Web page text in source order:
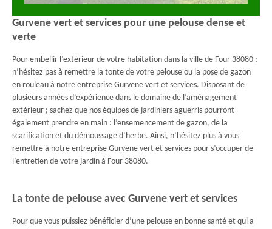
Gurvene vert et services pour une pelouse dense et
verte
Pour embellir l’extérieur de votre habitation dans la ville de Four 38080 ;
n’hésitez pas à remettre la tonte de votre pelouse ou la pose de gazon
en rouleau à notre entreprise Gurvene vert et services. Disposant de
plusieurs années d’expérience dans le domaine de l’aménagement
extérieur ; sachez que nos équipes de jardiniers aguerris pourront
également prendre en main : l’ensemencement de gazon, de la
scarification et du démoussage d’herbe. Ainsi, n’hésitez plus à vous
remettre à notre entreprise Gurvene vert et services pour s’occuper de
l’entretien de votre jardin à Four 38080.
La tonte de pelouse avec Gurvene vert et services
Pour que vous puissiez bénéficier d’une pelouse en bonne santé et qui a